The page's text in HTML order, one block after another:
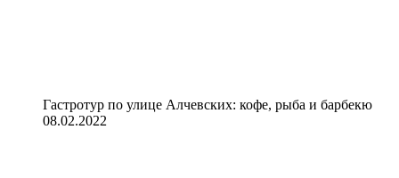
Гастротур по улице Алчевских: кофе, рыба и барбекю
08.02.2022